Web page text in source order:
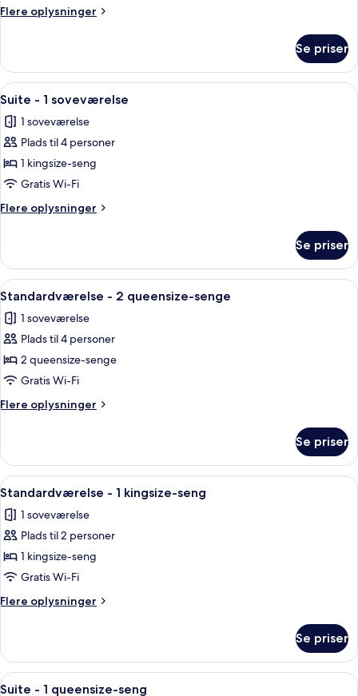
2
queensize-
Flere oplysninger
Flere
-
queensize-
Se priser
Indlæs
alle
billeder
af
Suite
-
1
soveværelse
Suite - 1 soveværelse | Premium-
6
Suite - 1 soveværelse
1 soveværelse
Plads til 4 personer
1 kingsize-seng
Gratis Wi-Fi
Flere oplysninger
Flere
-
soveværelse
Se priser
Indlæs
alle
billeder
af
Standardværelse
-
2
queensize-
Et hotelværelse med et
6
Standardværelse - 2 queensize-senge
1 soveværelse
Plads til 4 personer
2 queensize-senge
Gratis Wi-Fi
Flere oplysninger
Flere
-
queensize-
Se priser
Indlæs
alle
billeder
af
Standardværelse
-
1
kingsize-
Premium-sengetøj, dundyner, senge
6
Standardværelse - 1 kingsize-seng
1 soveværelse
Plads til 2 personer
1 kingsize-seng
Gratis Wi-Fi
Flere oplysninger
Flere
-
kingsize-
Se priser
Indlæs
Et hotelværelse med en seng, et
6
Suite - 1 queensize-seng